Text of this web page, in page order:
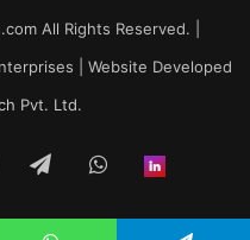
All Rights Reserved. |
| Website Developed
Pvt. Ltd.
TelegramWhatsApp